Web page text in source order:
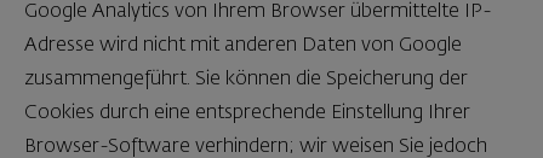
Google Analytics von Ihrem Browser übermittelte IP-
Adresse wird nicht mit anderen Daten von Google
zusammengeführt. Sie können die Speicherung der
Cookies durch eine entsprechende Einstellung Ihrer
Browser-Software verhindern; wir weisen Sie jedoch